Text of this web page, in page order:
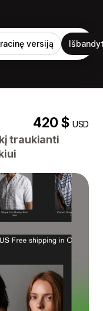
versiją
420 $USD
traukianti